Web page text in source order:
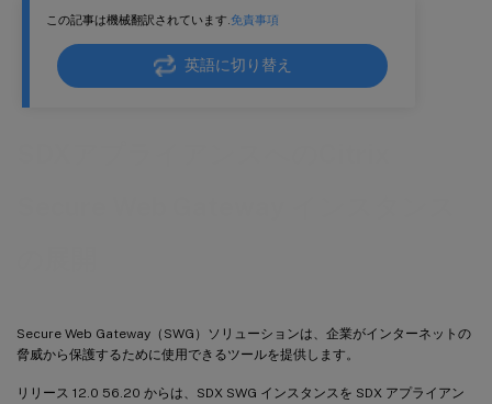
この記事は機械翻訳されています.免責事項
英語に切り替え
Secure Web Gateway（SWG）ソリューションは、企業がインターネットの
脅威から保護するために使用できるツールを提供します。
リリース 12.0 56.20 からは、SDX SWG インスタンスを SDX アプライアン